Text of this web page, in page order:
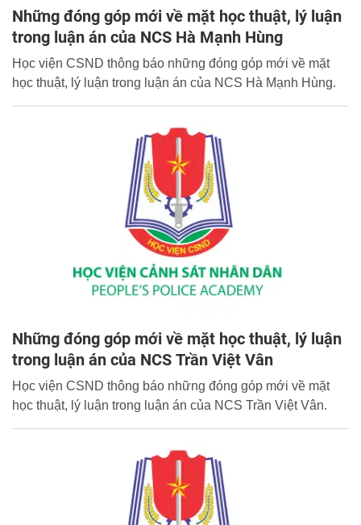
Những đóng góp mới về mặt học thuật, lý luận
trong luận án của NCS Hà Mạnh Hùng
Học viện CSND thông báo những đóng góp mới về mặt
học thuật, lý luận trong luận án của NCS Hà Mạnh Hùng.
Những đóng góp mới về mặt học thuật, lý luận
trong luận án của NCS Trần Việt Vân
Học viện CSND thông báo những đóng góp mới về mặt
học thuật, lý luận trong luận án của NCS Trần Việt Vân.